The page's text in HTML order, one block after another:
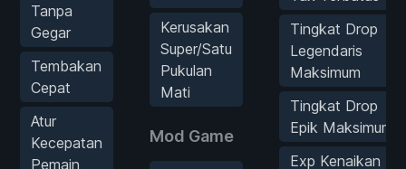
Tanpa
Gegar
Tembakan
Cepat
Atur
Kecepatan
Pemain
Kerusakan
Super/Satu
Pukulan
Mati
Mod Game
Tingkat Drop
Legendaris
Maksimum
Tingkat Drop
Epik Maksimum
Exp Kenaikan